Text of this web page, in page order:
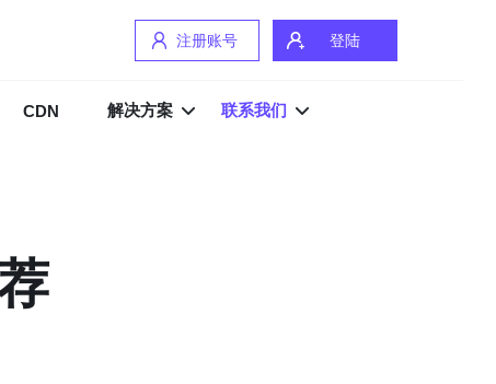
注册账号 登陆
CDN 解决方案 联系我们